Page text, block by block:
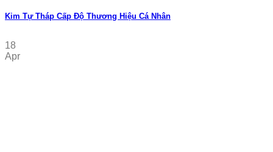
Kim Tự Tháp Cấp Độ Thương Hiệu Cá Nhân
18
Apr